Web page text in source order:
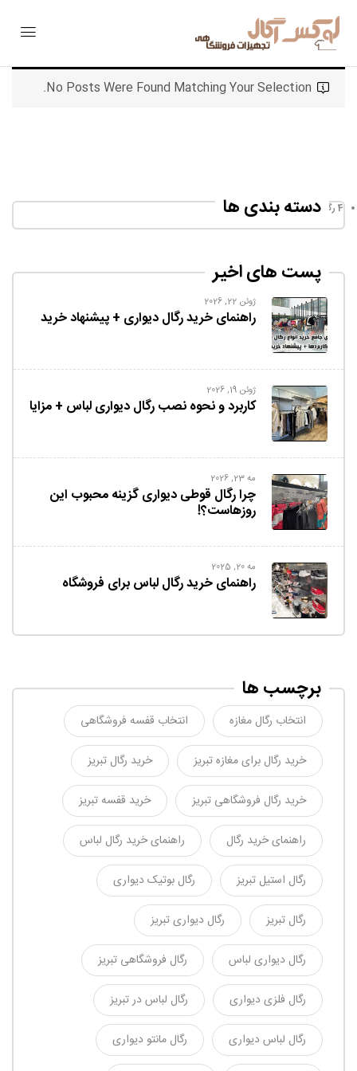
دسته بندی ها
رگال و استند فروشگاهی(17)
پست های اخیر
ژوئن 22, 2026
راهنمای خرید رگال دیواری + پیشنهاد خرید
ژوئن 19, 2026
کاربرد و نحوه نصب رگال دیواری لباس + مزایا
مه 23, 2026
چرا رگال قوطی دیواری گزینه محبوب این
روزهاست؟!
مه 20, 2025
راهنمای خرید رگال لباس برای فروشگاه
برچسب ها
انتخاب رگال مغازه انتخاب قفسه فروشگاهی
خرید رگال برای مغازه تبریز خرید رگال تبریز
خرید رگال فروشگاهی تبریز خرید قفسه تبریز
راهنمای خرید رگال راهنمای خرید رگال لباس
رگال استیل تبریز رگال بوتیک دیواری
رگال تبریز رگال دیواری تبریز
رگال دیواری لباس رگال فروشگاهی تبریز
رگال فلزی دیواری رگال لباس در تبریز
رگال لباس دیواری رگال مانتو دیواری
No Posts Were Found Matching Your Selection.